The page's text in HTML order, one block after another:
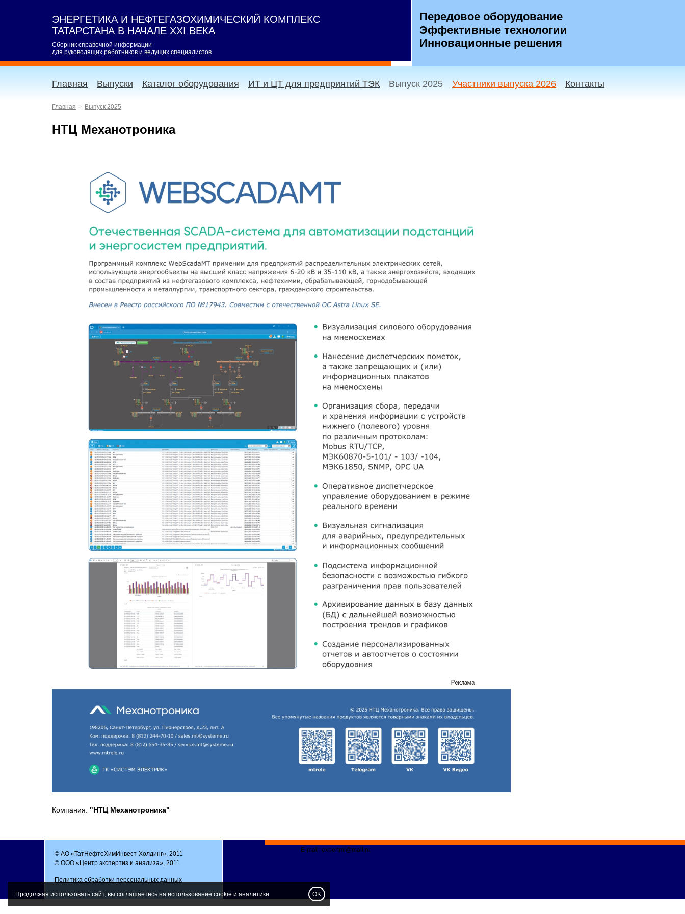
ЭНЕРГЕТИКА И НЕФТЕГАЗОХИМИЧЕСКИЙ КОМПЛЕКС
ТАТАРСТАНА В НАЧАЛЕ XXI ВЕКА
Сборник справочной информации
для руководящих работников и ведущих специалистов
Передовое оборудование
Эффективные технологии
Инновационные решения
Главная Выпуски Каталог оборудования ИТ и ЦТ для предприятий ТЭК Выпуск 2025 Участники выпуска 2026 Контакты
Главная Выпуск 2025
НТЦ Механотроника
Компания: "НТЦ Механотроника"
E-mail: expertmi@mail.ru
© АО «ТатНефтеХимИнвест-Холдинг», 2011
© ООО «Центр экспертиз и анализа», 2011
Политика обработки персональных данных
Продолжая использовать сайт, вы соглашаетесь на использование cookie и аналитики
OK